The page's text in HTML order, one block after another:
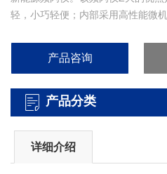
轻，小巧轻便；内部采用高性能微
【PNTOO-PT-L200A 雄县印刷厂
产品咨询
产品分类
详细介绍